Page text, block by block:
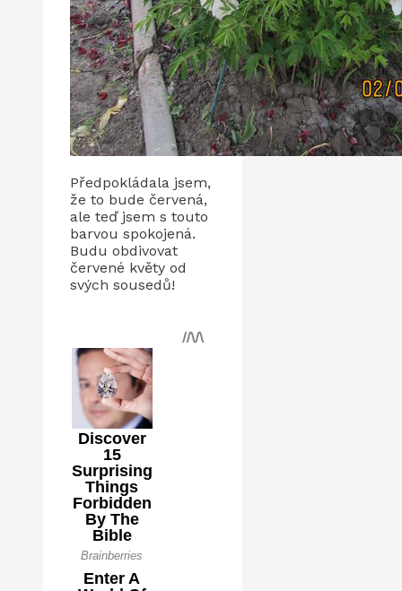
Předpokládala jsem,
že to bude červená,
ale teď jsem s touto
barvou spokojená.
Budu obdivovat
červené květy od
svých sousedů!